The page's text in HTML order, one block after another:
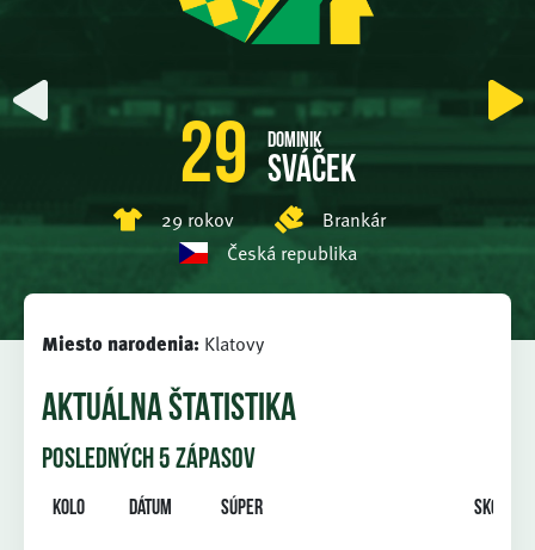
29 Dominik
Sváček
29 rokov
Brankár
Česká republika
Miesto narodenia: Klatovy
AKTUÁLNA ŠTATISTIKA
POSLEDNÝCH 5 ZÁPASOV
Kolo Dátum Súper Skóre